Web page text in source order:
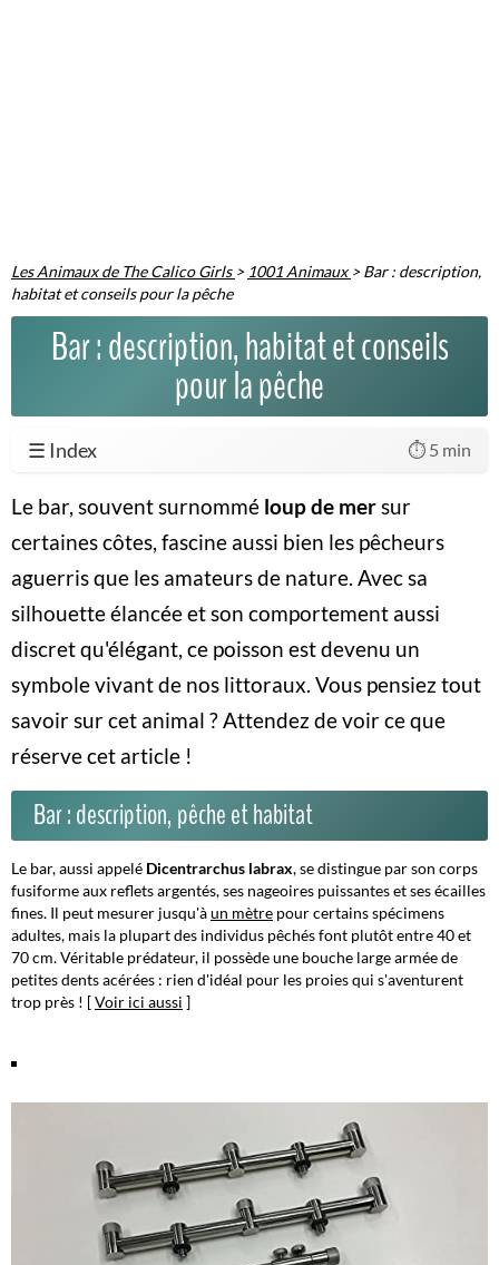
Les Animaux de The Calico Girls > 1001 Animaux >Bar : description,
habitat et conseils pour la pêche
Bar : description, habitat et conseils
pour la pêche
☰ Index ⏱️ 5 min
Le bar, souvent surnommé loup de mersur
certaines côtes, fascine aussi bien les pêcheurs
aguerris que les amateurs de nature. Avec sa
silhouette élancée et son comportement aussi
discret qu'élégant, ce poisson est devenu un
symbole vivant de nos littoraux. Vous pensiez tout
savoir sur cet animal ? Attendez de voir ce que
réserve cet article !
Bar : description, pêche et habitat
Le bar, aussi appelé Dicentrarchus labrax, se distingue par son corps
fusiforme aux reflets argentés, ses nageoires puissantes et ses écailles
fines. Il peut mesurer jusqu'àun mètre pour certains spécimens
adultes, mais la plupart des individus pêchés font plutôt entre 40 et
70 cm. Véritable prédateur, il possède une bouche large armée de
petites dents acérées : rien d'idéal pour les proies qui s'aventurent
trop près ! [Voir ici aussi ]